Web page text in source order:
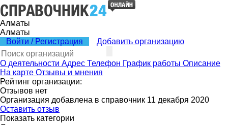
Алматы
Алматы
Войти / Регистрация
Добавить организацию
О деятельности Адрес Телефон График работы Описание
На карте Отзывы и мнения
Рейтинг организации:
Отзывов нет
Организация добавлена в справочник 11 декабря 2020
Оставить отзыв
Показать категории